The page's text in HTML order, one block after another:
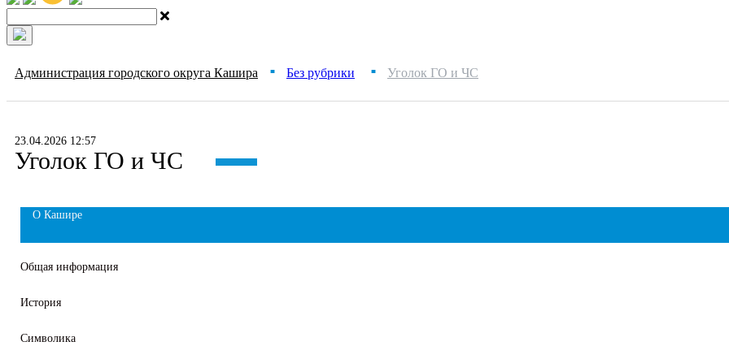
Администрация городского округа Кашира ■ Без рубрики ■ Уголок ГО и ЧС
23.04.2026 12:57
Уголок ГО и ЧС
О Кашире
Общая информация
История
Символика